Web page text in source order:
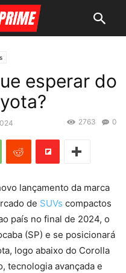
esperar do
0
2763
lançamento da marca
de SUVs compactos
país no final de 2024, o
(SP) e se posicionará
logo abaixo do Corolla
tecnologia avançada e